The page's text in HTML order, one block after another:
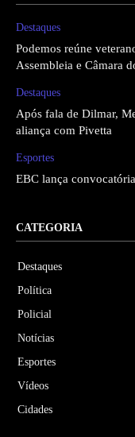
Destaques
Podemos reúne
Assembleia e Câmara
Destaques
Após fala de Dilmar,
aliança com Pivetta
Esportes
EBC lança
CATEGORIA
Destaques
Política
Policial
Notícias
Esportes
Vídeos
Cidades